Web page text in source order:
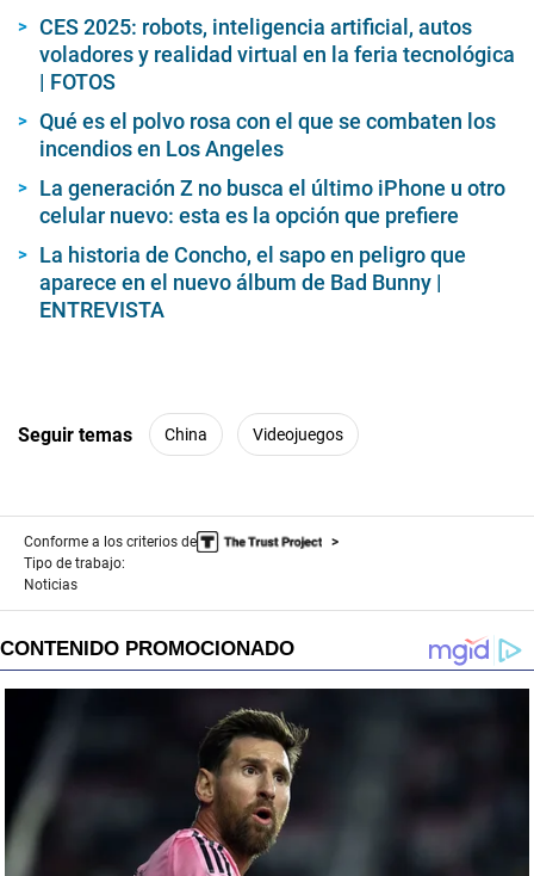
CES 2025: robots, inteligencia artificial, autos
voladores y realidad virtual en la feria tecnológica
| FOTOS
Qué es el polvo rosa con el que se combaten los
incendios en Los Angeles
La generación Z no busca el último iPhone u otro
celular nuevo: esta es la opción que prefiere
La historia de Concho, el sapo en peligro que
aparece en el nuevo álbum de Bad Bunny |
ENTREVISTA
Seguir temas China Videojuegos
Conforme a los criterios de
Tipo de trabajo:
Noticias